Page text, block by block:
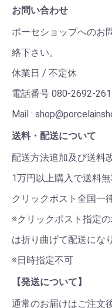
お問い合わせ
ポーセショップへのお
絡下さい。
休業日 / 不定休
電話番号 080-2692-
Mail :
送料・配送について
配送方法追加及び送料
1万円以上購入で送料無
クリックポスト全国一
※クリックポスト指定
は折り曲げて配送にな
※日時指定不可
【発送について】
通常のお届けはご注文